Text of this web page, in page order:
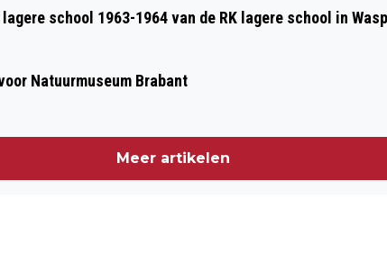
school 1963-1964 van de RK lagere school in
Natuurmuseum Brabant
Meer artikelen